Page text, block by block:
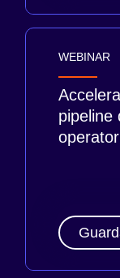
WEBINAR
pipeline